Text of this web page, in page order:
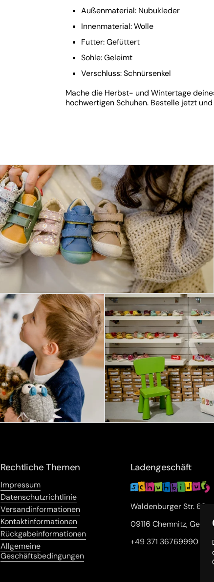
Außenmaterial: Nubukleder
Innenmaterial: Wolle
Futter: Gefüttert
Sohle: Geleimt
Verschluss: Schnürsenkel
Mache die Herbst- und Wintertage
hochwertigen Schuhen. Bestelle jetzt
Rechtliche Themen
Impressum
Datenschutzrichtlinie
Versandinformationen
Kontaktinformationen
Rückgabeinformationen
Allgemeine
Geschäftsbedingungen
Ladengeschäft
Waldenburger Str. 63a
09116 Chemnitz,
+49 371 36769990